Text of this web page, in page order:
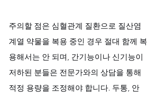
주의할 점은 심혈관계 질환으로 질산염
계열 약물을 복용 중인 경우 절대 함께 복
용해서는 안 되며, 간기능이나 신기능이
저하된 분들은 전문가와의 상담을 통해
적정 용량을 조정해야 합니다. 두통, 안